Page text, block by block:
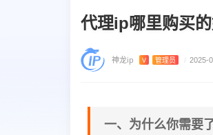
代理ip哪里购买
神龙ip V 管理员 / 2025-
一、为什么你需要